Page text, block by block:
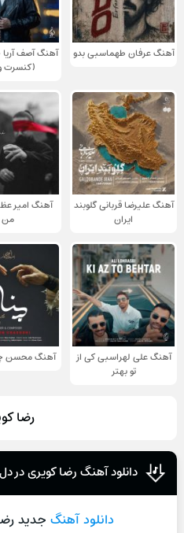
آهنگ عرفان طهماسبی بدو
آهنگ آصف آریا
(کنسرت
آهنگ علیرضا قربانی گلوبند
ایران
آهنگ امیر
من
آهنگ علی لهراسبی کی از
تو ‌بهتر
آهنگ محسن
رضا
دانلود آهنگ رضا کویری در
دانلود آهنگ جدید